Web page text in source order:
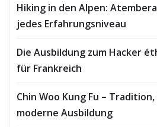
Hiking in den Alpen:
jedes Erfahrungsniveau
Die Ausbildung zum Hacker
für Frankreich
Chin Woo Kung Fu –
moderne Ausbildung